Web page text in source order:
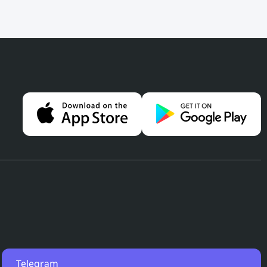
Telegram